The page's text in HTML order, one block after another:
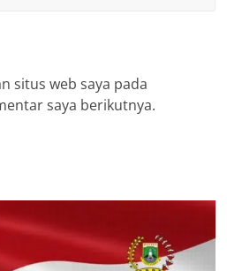
situs web saya pada
saya berikutnya.